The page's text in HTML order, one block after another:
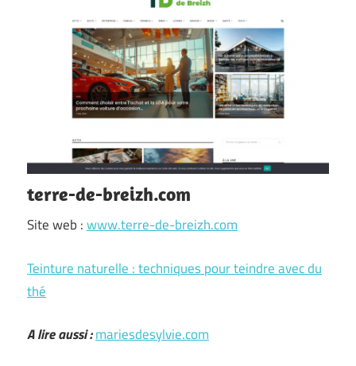
terre-de-breizh.com
Site web :www.terre-de-breizh.com
Teinture naturelle : techniques pour teindre avec du
thé
A lire aussi :mariesdesylvie.com